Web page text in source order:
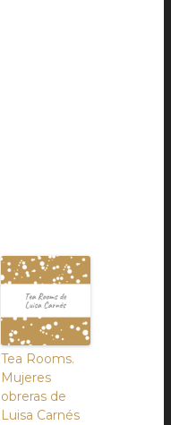
Tea Rooms.
Mujeres
obreras de
Luisa Carnés